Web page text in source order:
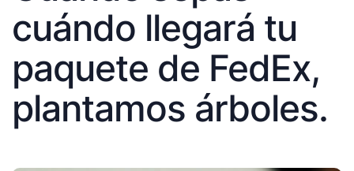
cuándo llegará tu
paquete de FedEx,
plantamos árboles.